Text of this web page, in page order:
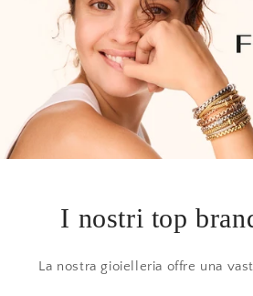
I nostri top
La nostra gioielleria offre una